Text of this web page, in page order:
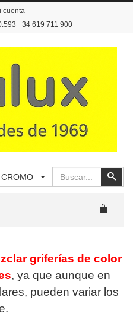
cuenta
+34 619 711 900
CROMO
griferías de color
, ya que aunque en
pueden variar los